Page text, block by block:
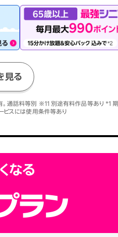
見る
話料等別 ※11 別途有料作品等あり *1 期
ビスには使用条件等あり
なる